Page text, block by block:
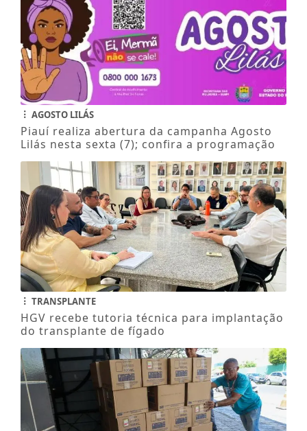
AGOSTO LILÁS
Piauí realiza abertura da campanha Agosto
Lilás nesta sexta (7); confira a programação
TRANSPLANTE
HGV recebe tutoria técnica para implantação
do transplante de fígado